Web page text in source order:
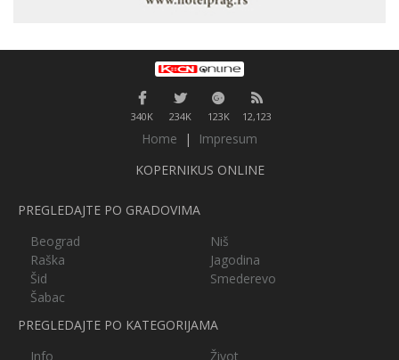
340K 234K 123K 12,123
Home |
Impresum
KOPERNIKUS ONLINE
PREGLEDAJTE PO GRADOVIMA
Beograd
Niš
Raška
Jagodina
Šid
Smederevo
Šabac
PREGLEDAJTE PO KATEGORIJAMA
Info
Život